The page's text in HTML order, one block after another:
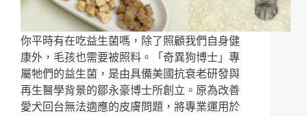
你平時有在吃益生菌嗎，除了照顧我們自身健
康外，毛孩也需要被照料。「奇異狗博士」專
屬牠們的益生菌，是由具備美國抗衰老研發與
再生醫學背景的鄒永豪博士所創立。原為改善
愛犬回台無法適應的皮膚問題，將專業運用於